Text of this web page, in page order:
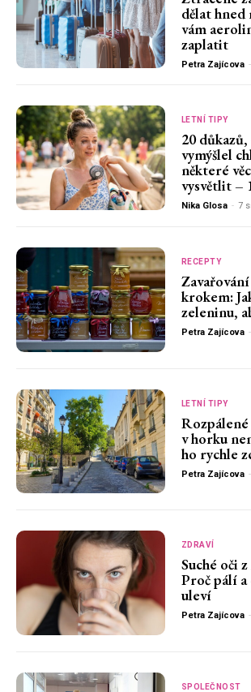
dělat
vám
zaplatit
Petra Zajícova -
LETNÍ TIPY
20
vymýšlel
některé
vysvětlit –
Nika Glosa - 7
RECEPTY
krokem:
zeleninu,
Petra Zajícova -
LETNÍ TIPY
Rozpálené
v horku
ho rychle
Petra Zajícova -
ZDRAVÍ
Suché oči
Proč pálí
uleví
Petra Zajícova -
SPOLEČNOST